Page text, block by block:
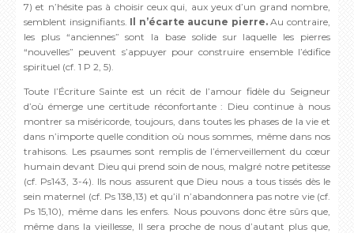
7) et n’hésite pas à choisir ceux qui, aux yeux d’un grand nombre,
semblent insignifiants. Il n’écarte aucune pierre.Au contraire,
les plus “anciennes” sont la base solide sur laquelle les pierres
“nouvelles” peuvent s’appuyer pour construire ensemble l’édifice
spirituel (cf. 1 P 2, 5).
Toute l’Écriture Sainte est un récit de l’amour fidèle du Seigneur
d’où émerge une certitude réconfortante : Dieu continue à nous
montrer sa miséricorde, toujours, dans toutes les phases de la vie et
dans n’importe quelle condition où nous sommes, même dans nos
trahisons. Les psaumes sont remplis de l’émerveillement du cœur
humain devant Dieu qui prend soin de nous, malgré notre petitesse
(cf. Ps143, 3-4). Ils nous assurent que Dieu nous a tous tissés dès le
sein maternel (cf. Ps 138,13) et qu’il n’abandonnera pas notre vie (cf.
Ps 15,10), même dans les enfers. Nous pouvons donc être sûrs que,
même dans la vieillesse, Il sera proche de nous d’autant plus que,